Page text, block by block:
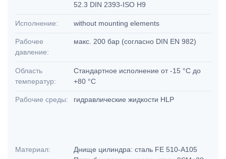
52.3 DIN 2393-ISO H9
Исполнение: without mounting elements
Рабочее
давление:
макс. 200 бар (согласно DIN EN 982)
Область
температур:
Стандартное исполнение от -15 °C до
+80 °C
Рабочие среды: гидравлические жидкости HLP
Материал:
Днище цилиндра: сталь FE 510-A105